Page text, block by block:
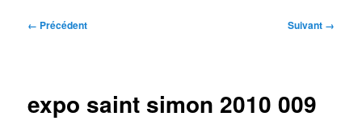
Navigation
← Précédent Suivant →
expo saint simon 2010 009